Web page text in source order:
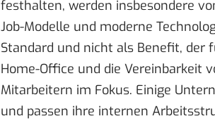
festhalten, werden insbesondere
Job-Modelle und moderne
Standard und nicht als Benefit, der
Home-Office und die Vereinbarkeit
Mitarbeitern im Fokus. Einige
und passen ihre internen